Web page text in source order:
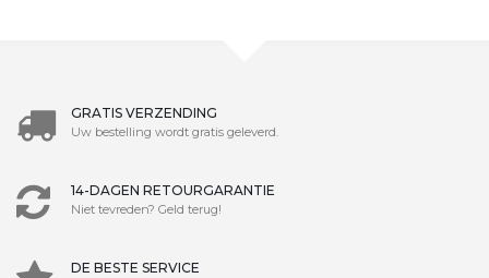
GRATIS VERZENDING
Uw bestelling wordt gratis geleverd.
14-DAGEN RETOURGARANTIE
Niet tevreden? Geld terug!
DE BESTE SERVICE